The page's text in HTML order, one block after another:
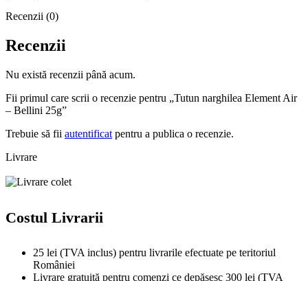
Recenzii (0)
Recenzii
Nu există recenzii până acum.
Fii primul care scrii o recenzie pentru „Tutun narghilea Element Air
– Bellini 25g”
Trebuie să fii autentificat pentru a publica o recenzie.
Livrare
Costul Livrarii
25 lei (TVA inclus) pentru livrarile efectuate pe teritoriul
României
Livrare gratuită pentru comenzi ce depășesc 300 lei (TVA